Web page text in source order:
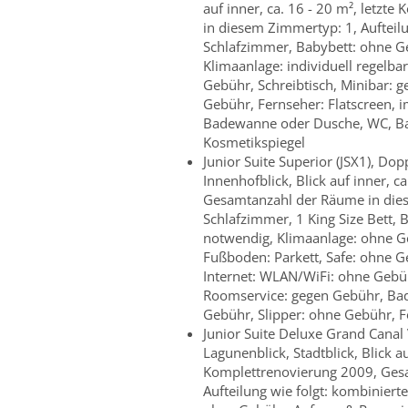
auf inner, ca. 16 - 20 m², letzte
in diesem Zimmertyp: 1,
Schlafzimmer, Babybett: ohne
Klimaanlage: individuell
Gebühr, Schreibtisch, Minibar:
Gebühr, Fernseher: Flatscreen,
Badewanne oder Dusche, WC,
Kosmetikspiegel
Junior Suite Superior (JSX1),
Innenhofblick, Blick auf inner,
Gesamtanzahl der Räume in
Schlafzimmer, 1 King Size Bett,
notwendig, Klimaanlage: ohne
Fußboden: Parkett, Safe: ohne
Internet: WLAN/WiFi: ohne
Roomservice: gegen Gebühr,
Gebühr, Slipper: ohne Gebühr,
Junior Suite Deluxe Grand
Lagunenblick, Stadtblick, Blick
Komplettrenovierung 2009,
Aufteilung wie folgt: